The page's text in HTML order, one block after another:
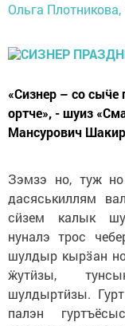
Ольга Плотникова,
«Сизнер – со
ортче», - шуиз
Мансурович
Зэмзэ но, туж
дасяськиллям
сӥзем калык
нуналэ трос
шулдыр кырӟан
ӝутӥзы,
шулдыртӥзы.
палэн